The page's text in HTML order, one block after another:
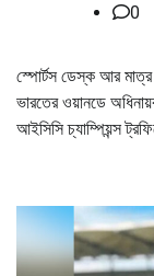
0
স্পোর্টস ডেস্ক আর মাত্র
ভারতের ওয়ানডে
আইসিসি চ্যাম্পিয়ন্স